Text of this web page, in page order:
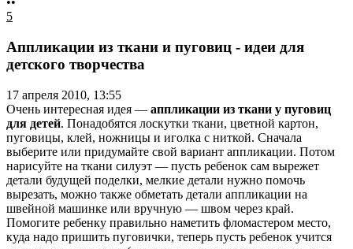
5
Аппликации из ткани и пуговиц - идеи для
детского творчества
17 апреля 2010, 13:55
Очень интересная идея — аппликации из ткани у пуговиц
для детей. Понадобятся лоскутки ткани, цветной картон,
пуговицы, клей, ножницы и иголка с ниткой. Сначала
выберите или придумайте свой вариант аппликации. Потом
нарисуйте на ткани силуэт — пусть ребенок сам вырежет
детали будущей поделки, мелкие детали нужно помочь
вырезать, можно также обметать детали аппликации на
швейной машинке или вручную — швом через край.
Помогите ребенку правильно наметить фломастером место,
куда надо пришить пуговички, теперь пусть ребенок учится